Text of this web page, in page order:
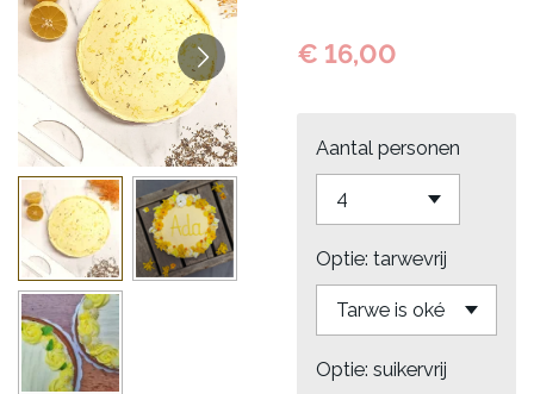
€ 16,00
Aantal personen
Optie: tarwevrij
Optie: suikervrij